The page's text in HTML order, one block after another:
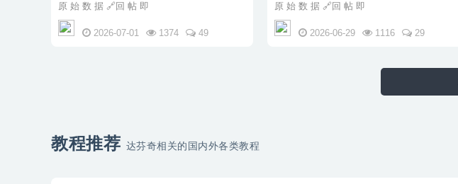
原 始 数 据 🔗回 帖 即
2026-07-01 1374 49
原 始 数 据 🔗回 帖 即
2026-06-29 1116 29
教程推荐 达芬奇相关的国内外各类教程